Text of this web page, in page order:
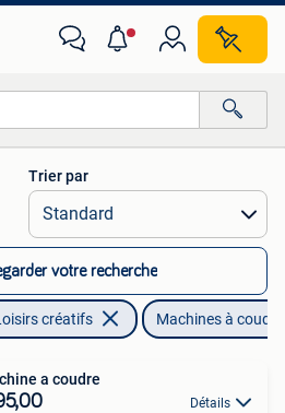
les distances…
Trier par
votre recherche
créatifs Machines à coudre
a coudre
Détails